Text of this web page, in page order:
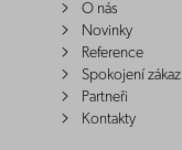
O nás
Novinky
Reference
Spokojení
Partneři
Kontakty